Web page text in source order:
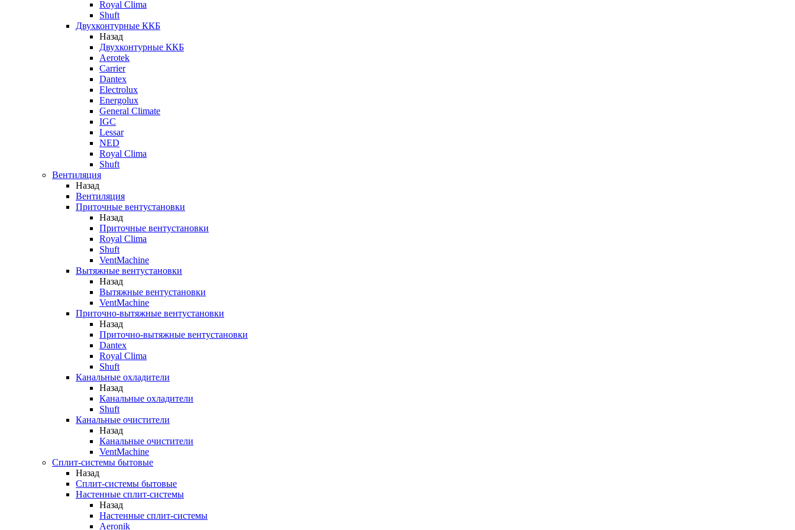
Royal Clima
Shuft
Двухконтурные ККБ
Назад
Двухконтурные ККБ
Aerotek
Carrier
Dantex
Electrolux
Energolux
General Climate
IGC
Lessar
NED
Royal Clima
Shuft
Вентиляция
Назад
Вентиляция
Приточные вентустановки
Назад
Приточные вентустановки
Royal Clima
Shuft
VentMachine
Вытяжные вентустановки
Назад
Вытяжные вентустановки
VentMachine
Приточно-вытяжные вентустановки
Назад
Приточно-вытяжные вентустановки
Dantex
Royal Clima
Shuft
Канальные охладители
Назад
Канальные охладители
Shuft
Канальные очистители
Назад
Канальные очистители
VentMachine
Сплит-системы бытовые
Назад
Сплит-системы бытовые
Настенные сплит-системы
Назад
Настенные сплит-системы
Aeronik